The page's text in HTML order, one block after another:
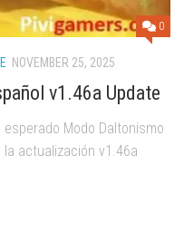
0
NOVEMBER 25, 2025
v1.46a Update
esperado Modo Daltonismo
actualización v1.46a